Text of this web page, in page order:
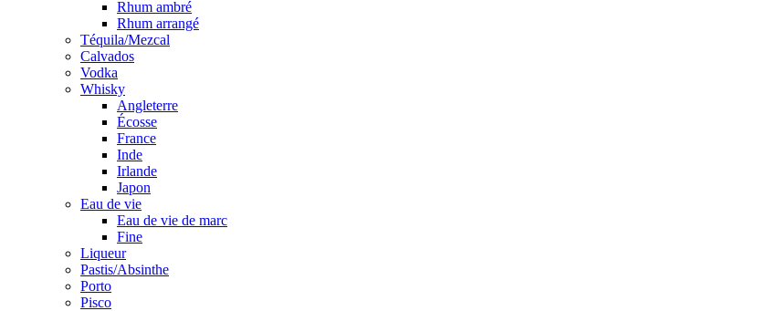
Rhum ambré
Rhum arrangé
Téquila/Mezcal
Calvados
Vodka
Whisky
Angleterre
Écosse
France
Inde
Irlande
Japon
Eau de vie
Eau de vie de marc
Fine
Liqueur
Pastis/Absinthe
Porto
Pisco